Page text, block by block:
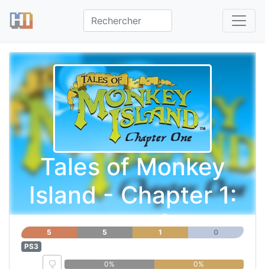
Tales of Monkey
Island - Chapter 1:
Launch of the
Screaming Narwhal
5 5 1
0
PS3
0%
0%